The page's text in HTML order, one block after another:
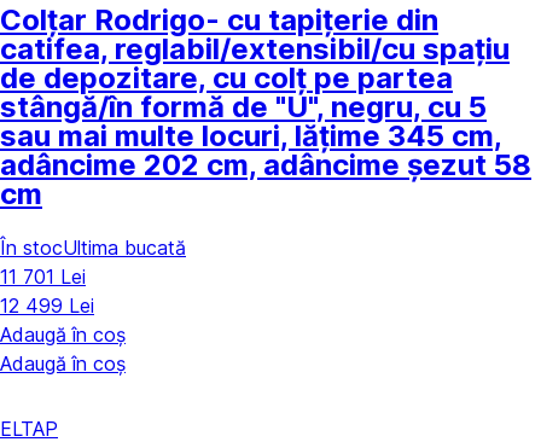
Colțar Rodrigo- cu tapițerie din
catifea, reglabil/extensibil/cu spațiu
de depozitare, cu colț pe partea
stângă/în formă de "U", negru, cu 5
sau mai multe locuri, lățime 345 cm,
adâncime 202 cm, adâncime șezut 58
cm
În stocUltima bucată
11 701 Lei
12 499 Lei
Adaugă în coș
Adaugă în coș
ELTAP